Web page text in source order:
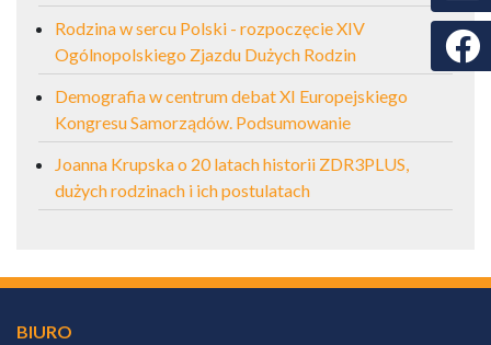
Rodzina w sercu Polski - rozpoczęcie XIV
Ogólnopolskiego Zjazdu Dużych Rodzin
Demografia w centrum debat XI Europejskiego
Kongresu Samorządów. Podsumowanie
Joanna Krupska o 20 latach historii ZDR3PLUS,
dużych rodzinach i ich postulatach
BIURO